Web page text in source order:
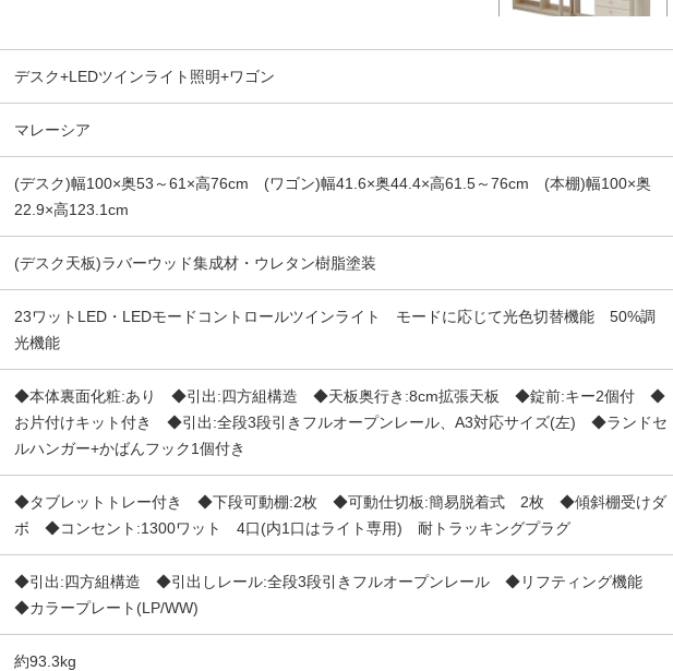
デスク+LEDツインライト照明+ワゴン
マレーシア
(デスク)幅100×奥53～61×高76cm (ワゴン)幅41.6×奥44.4×高61.5～76cm (本棚)幅100×奥
22.9×高123.1cm
(デスク天板)ラバーウッド集成材・ウレタン樹脂塗装
23ワットLED・LEDモードコントロールツインライト モードに応じて光色切替機能 50%調
光機能
◆本体裏面化粧:あり ◆引出:四方組構造 ◆天板奥行き:8cm拡張天板 ◆錠前:キー2個付 ◆
お片付けキット付き ◆引出:全段3段引きフルオープンレール、A3対応サイズ(左) ◆ランドセ
ルハンガー+かばんフック1個付き
◆タブレットトレー付き ◆下段可動棚:2枚 ◆可動仕切板:簡易脱着式 2枚 ◆傾斜棚受けダ
ボ ◆コンセント:1300ワット 4口(内1口はライト専用) 耐トラッキングプラグ
◆引出:四方組構造 ◆引出しレール:全段3段引きフルオープンレール ◆リフティング機能
◆カラープレート(LP/WW)
約93.3kg